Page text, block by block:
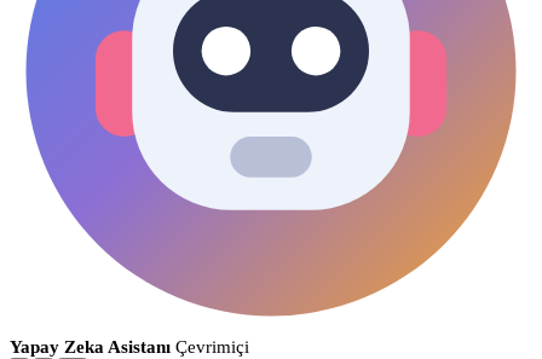
Yapay Zeka Asistanı Çevrimiçi